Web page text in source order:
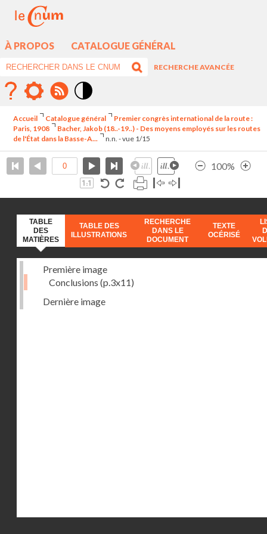
À PROPOS CATALOGUE GÉNÉRAL
RECHERCHE AVANCÉE
élévé
Accueil Catalogue général
Premier congrès international de la route :
Paris, 1908
Bacher, Jakob (18..-19..) - Des moyens employés sur les routes
de l'État dans la Basse-A...
n.n. - vue 1/15
100%
TABLE
DES
MATIÈRES
TABLE DES
ILLUSTRATIONS
RECHERCHE
DANS LE
DOCUMENT
TEXTE
OCÉRISÉ
Première image
Conclusions (p.3x11)
Dernière image